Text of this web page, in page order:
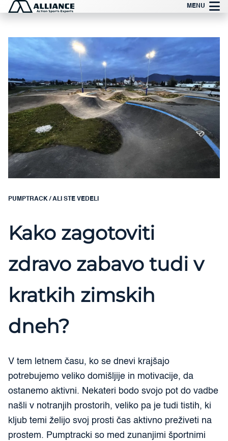
Preskoči
MENU
PUMPTRACK/ALI STE VEDELI
Kako zagotoviti
zdravo zabavo tudi v
kratkih zimskih
dneh?
V tem letnem času, ko se dnevi krajšajo
potrebujemo veliko domišljije in motivacije, da
ostanemo aktivni. Nekateri bodo svojo pot do vadbe
našli v notranjih prostorih, veliko pa je tudi tistih, ki
kljub temi želijo svoj prosti čas aktivno preživeti na
prostem. Pumptracki so med zunanjimi športnimi